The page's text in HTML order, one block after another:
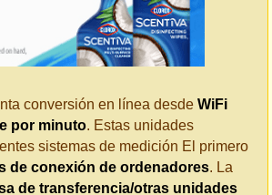
conversión en línea desde WiFi
por minuto. Estas unidades
sistemas de medición El primero
de conexión de ordenadores. La
de transferencia/otras unidades